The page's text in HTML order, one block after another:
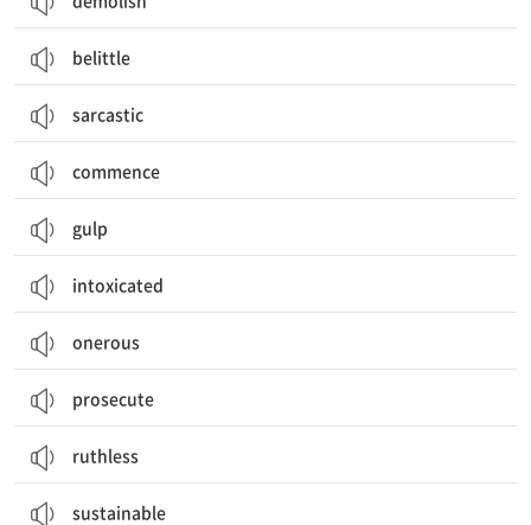
belittle
sarcastic
commence
gulp
intoxicated
onerous
prosecute
ruthless
sustainable